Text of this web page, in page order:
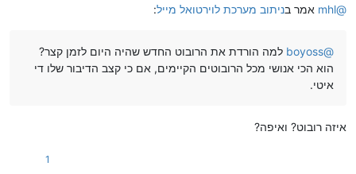
@
mhl אמר בניתוב מערכת לוירטואל מייל:
@
boyoss למה הורדת את הרובוט החדש שהיה היום לזמן קצר?
הוא הכי אנושי מכל הרובוטים הקיימים, אם כי קצב הדיבור שלו די
איטי.
איזה רובוט? ואיפה?
1